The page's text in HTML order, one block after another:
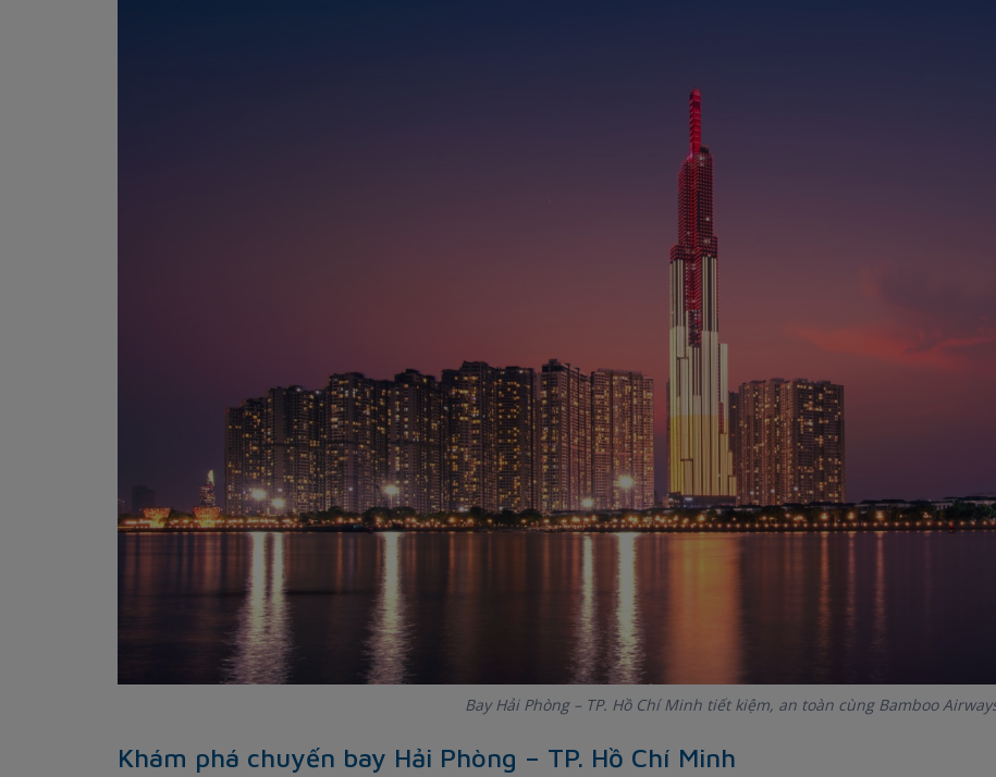
Bay Hải Phòng – TP. Hồ Chí Minh tiết kiệm, an toàn cùng Bamboo
Khám phá chuyến bay Hải Phòng – TP. Hồ Chí Minh